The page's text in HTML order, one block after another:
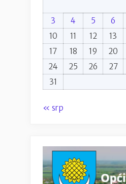
3
4 5 6
10
11 12 13
17
18 19 20
24
25 26 27
31
« srp